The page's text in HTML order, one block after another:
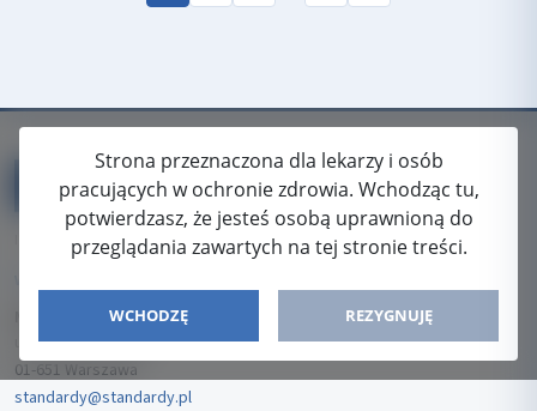
Strona przeznaczona dla lekarzy i osób
pracujących w ochronie zdrowia. Wchodząc tu,
potwierdzasz, że jesteś osobą uprawnioną do
przeglądania zawartych na tej stronie treści.
WCHODZĘ REZYGNUJĘ
ISSN: 2080-5438
Media-Press Sp. z o.o.
ul. Gwiaździsta 7B/8
01-651 Warszawa
standardy@standardy.pl